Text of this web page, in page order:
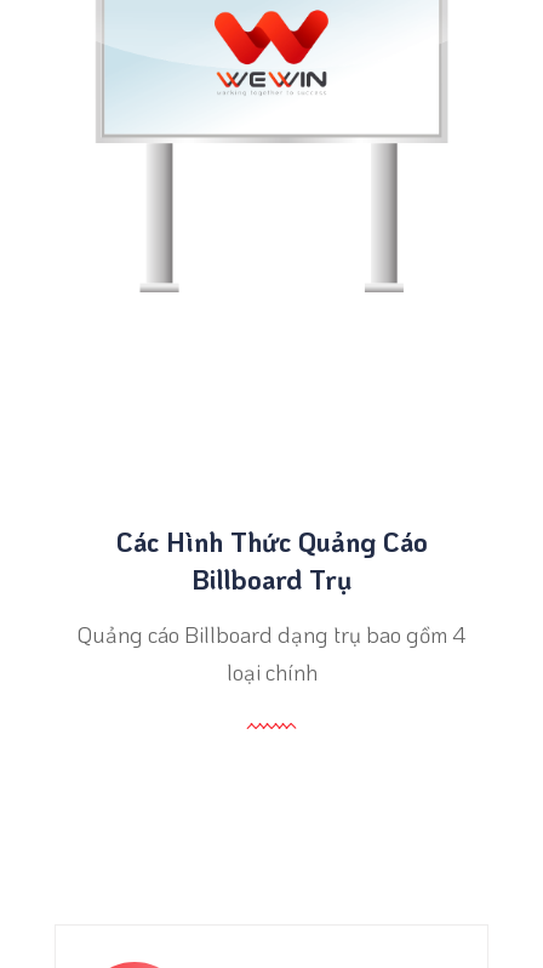
Các Hình Thức Quảng Cáo
Billboard Trụ
Quảng cáo Billboard dạng trụ bao gồm 4
loại chính